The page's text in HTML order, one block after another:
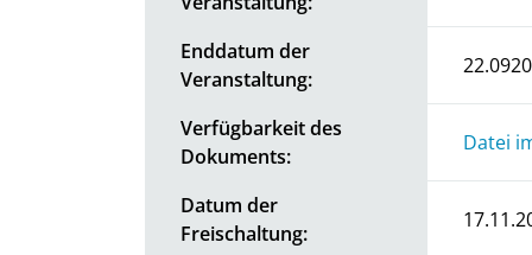
Enddatum der
Veranstaltung:
Verfügbarkeit des
Dokuments:
Datei
Datum der
Freischaltung: